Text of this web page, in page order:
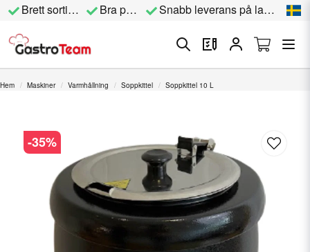
Brett sortiment Bra priser Snabb leverans på lagervara
Hem Maskiner Varmhållning Soppkittel Soppkittel 10 L
-35%